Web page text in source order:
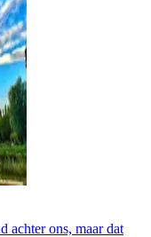
achter ons, maar dat